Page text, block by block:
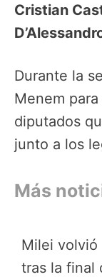
Cristian
Durante la
Menem
diputados
junto a los
Más
Milei volvió
tras la final